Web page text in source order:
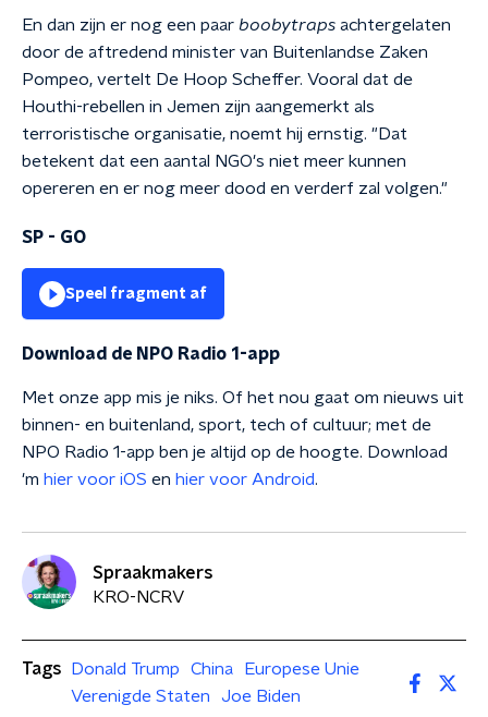
En dan zijn er nog een paar boobytraps achtergelaten
door de aftredend minister van Buitenlandse Zaken
Pompeo, vertelt De Hoop Scheffer. Vooral dat de
Houthi-rebellen in Jemen zijn aangemerkt als
terroristische organisatie, noemt hij ernstig. "Dat
betekent dat een aantal NGO's niet meer kunnen
opereren en er nog meer dood en verderf zal volgen."
SP - GO
Speel fragment af
Download de NPO Radio 1-app
Met onze app mis je niks. Of het nou gaat om nieuws uit
binnen- en buitenland, sport, tech of cultuur; met de
NPO Radio 1-app ben je altijd op de hoogte. Download
'm hier voor iOS en hier voor Android.
Spraakmakers
KRO-NCRV
Tags Donald Trump China
Europese Unie
Verenigde Staten
Joe Biden